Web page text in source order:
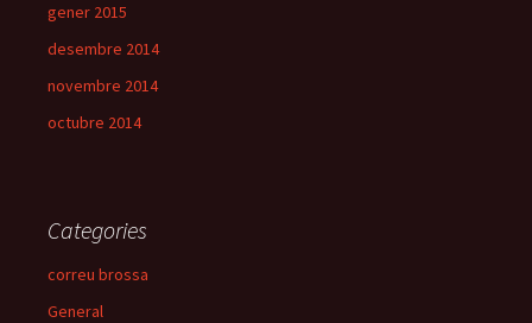
gener 2015
desembre 2014
novembre 2014
octubre 2014
Categories
correu brossa
General